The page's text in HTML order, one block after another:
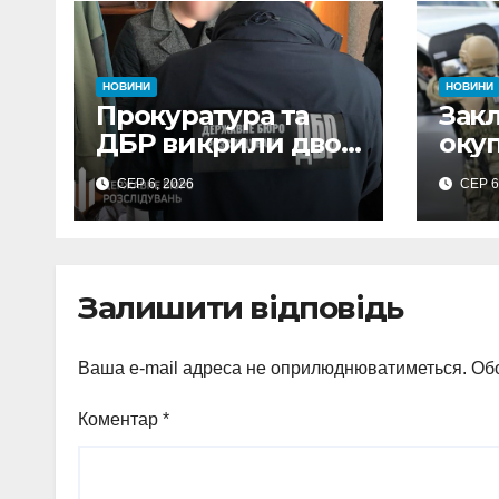
НОВИНИ
Прокуратура та
ДБР викрили двох
посадовців ДПС
Сумщини на
вимаганні
СЕР 6, 2026
НОВИНИ
таСЕР
Залишити відповідь
Ваша e-mail адреса не оприлюднюватиметься.
Коментар *